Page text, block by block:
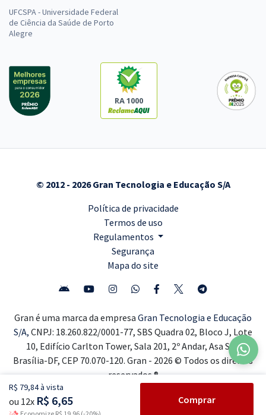
R$ 79,84 à vista
ou 12x R$ 6,65 Comprar
UFCSPA - Universidade Federal
de Ciência da Saúde de Porto
Alegre
RA 1000
© 2012 - 2026 Gran Tecnologia e Educação S/A
Política de privacidade
Termos de uso
Regulamentos
Segurança
Mapa do site
Gran é uma marca da empresa Gran Tecnologia e Educação
S/A, CNPJ: 18.260.822/0001-77, SBS Quadra 02, Bloco J, Lote
10, Edifício Carlton Tower, Sala 201, 2º Andar, Asa Sul,
Brasília-DF, CEP 70.070-120. Gran - 2026 © Todos os direitos
reservados ®